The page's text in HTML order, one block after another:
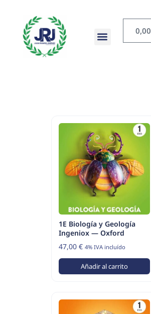
0,00
1E Biología y Geología
Ingeniox — Oxford
47,00 € 4% IVA incluído
Añadir al carrito